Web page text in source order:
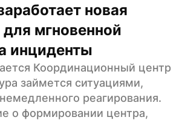
новая
для мгновенной
инциденты
Координационный центр
займется ситуациями,
реагирования.
о формировании центра,